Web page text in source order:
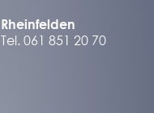
Rheinfelden
Tel. 061 851 20 70